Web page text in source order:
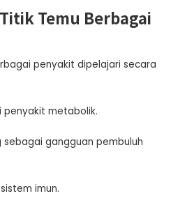
Temu Berbagai
penyakit dipelajari secara
metabolik.
gangguan pembuluh
imun.